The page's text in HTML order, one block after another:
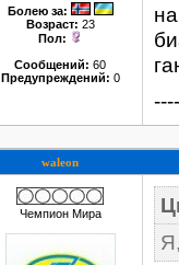
Болею за:
Возраст: 23
Пол:
Сообщений: 60
Предупреждений: 0
waleon
Чемпион Мира